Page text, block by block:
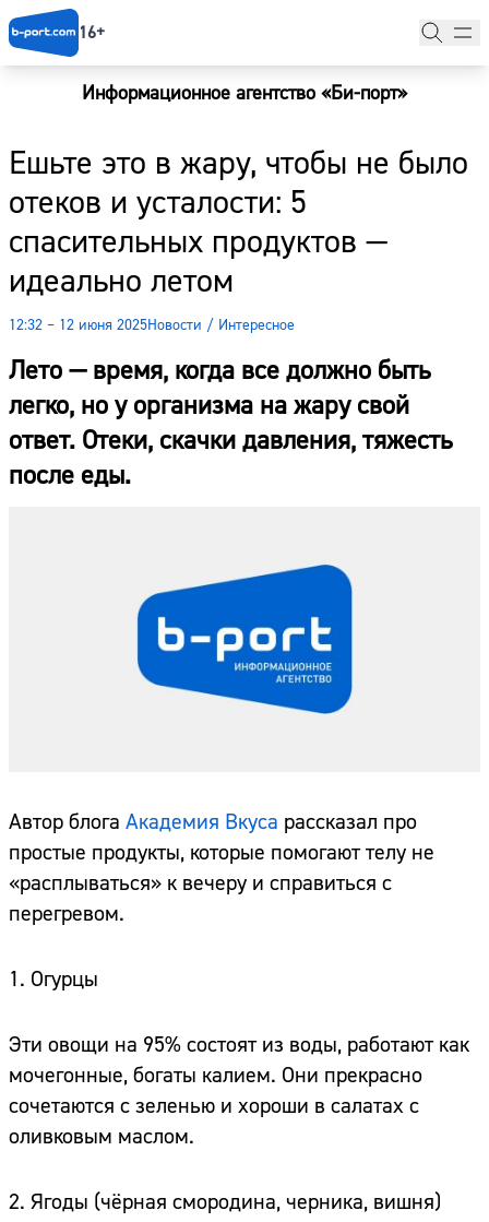
16+
Информационное агентство «Би-порт»
Ешьте это в жару, чтобы не было
отеков и усталости: 5
спасительных продуктов —
идеально летом
12:32 – 12 июня 2025Новости / Интересное
Лето — время, когда все должно быть
легко, но у организма на жару свой
ответ. Отеки, скачки давления, тяжесть
после еды.
Автор блога Академия Вкуса рассказал про
простые продукты, которые помогают телу не
«расплываться» к вечеру и справиться с
перегревом.
1. Огурцы
Эти овощи на 95% состоят из воды, работают как
мочегонные, богаты калием. Они прекрасно
сочетаются с зеленью и хороши в салатах с
оливковым маслом.
2. Ягоды (чёрная смородина, черника, вишня)
Новости
Наши гости
Фоторепортажи
Погода
Курсы валют